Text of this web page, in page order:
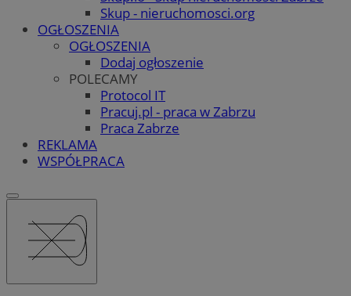
Skup - nieruchomosci.org
OGŁOSZENIA
OGŁOSZENIA
Dodaj ogłoszenie
POLECAMY
Protocol IT
Pracuj.pl - praca w Zabrzu
Praca Zabrze
REKLAMA
WSPÓŁPRACA